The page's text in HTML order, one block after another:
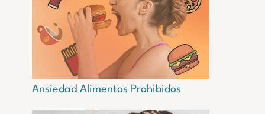
Ansiedad Alimentos Prohibidos